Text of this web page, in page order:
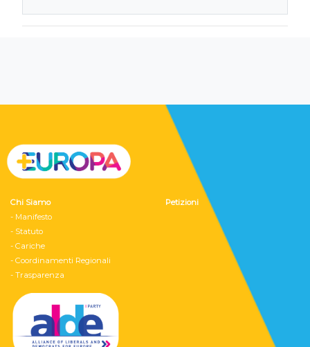
Chi Siamo
- Manifesto
- Statuto
- Cariche
- Coordinamenti Regionali
- Trasparenza
Petizioni